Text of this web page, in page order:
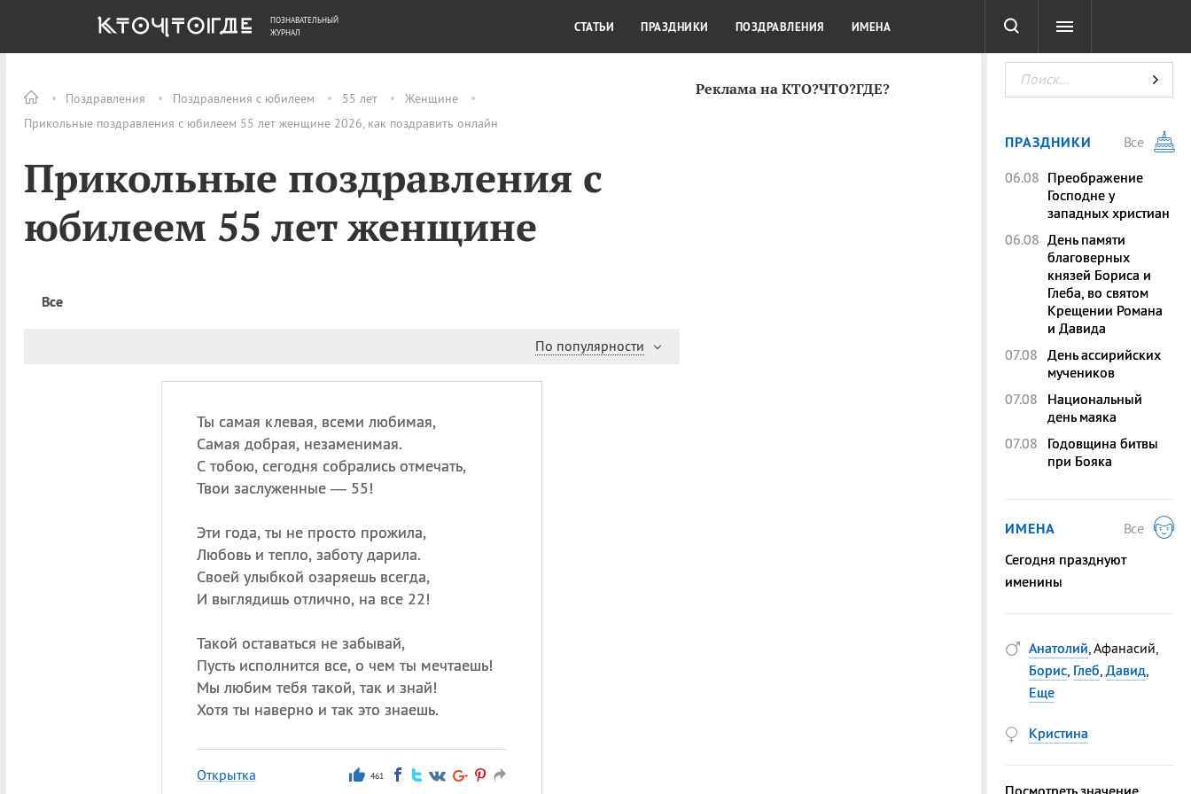
Поздравления Поздравления с юбилеем 55 лет
Женщине
Прикольные поздравления с юбилеем 55 лет женщине 2026, как поздравить онлайн
Прикольные поздравления с
юбилеем 55 лет женщине
Все
По популярности
Ты самая клевая, всеми любимая,
Самая добрая, незаменимая.
С тобою, сегодня собрались отмечать,
Твои заслуженные — 55!
Эти года, ты не просто прожила,
Любовь и тепло, заботу дарила.
Своей улыбкой озаряешь всегда,
И выглядишь отлично, на все 22!
Такой оставаться не забывай,
Пусть исполнится все, о чем ты мечтаешь!
Мы любим тебя такой, так и знай!
Хотя ты наверно и так это знаешь.
Открытка 461
Реклама на КТО?ЧТО?ГДЕ?
ОБЩЕСТВО ДЕНЬГИ КУЛЬТУРА КРАСОТА ТЕСТЫ
ПОЗНАВАТЕЛЬНЫЙ
ЖУРНАЛ
СТАТЬИ ПРАЗДНИКИ ПОЗДРАВЛЕНИЯ ИМЕНА
ПРАЗДНИКИ
Все
06.08 Преображение
Господне у
западных христиан
06.08 День памяти
благоверных
князей Бориса и
Глеба, во святом
Крещении Романа
и Давида
07.08 День ассирийских
мучеников
07.08
Национальный
день маяка
07.08
Годовщина битвы
при Бояка
ИМЕНА
Все
Сегодня празднуют
именины
Анатолий, Афанасий,
Борис, Глеб, Давид,
Еще
Кристина
Посмотреть значение